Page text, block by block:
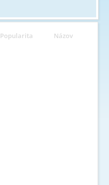
Popularita Názov